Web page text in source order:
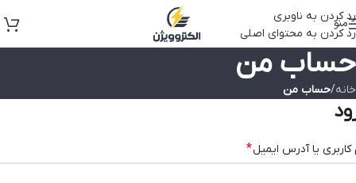
رد کردن به ناوبری
رد کردن به محتوای اصلی
منو
حساب من
خانه/حساب من
کاربری یا آدرس ایمیل*